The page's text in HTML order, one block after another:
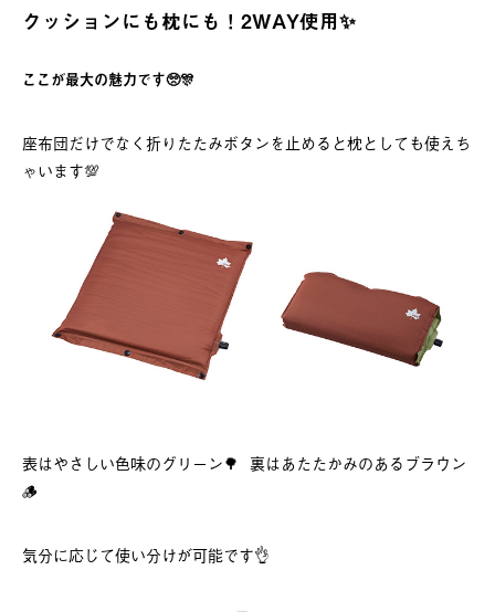
クッションにも枕にも！2WAY使用✨
ここが最大の魅力です🥺🎊
座布団だけでなく折りたたみボタンを止めると枕としても使えち
ゃいます💯
表はやさしい色味のグリーン🌳 裏はあたたかみのあるブラウン
🪵
気分に応じて使い分けが可能です👌